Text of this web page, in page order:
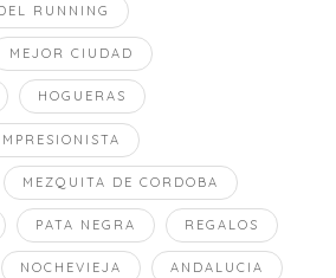
RUNNING
MEJOR CIUDAD
HOGUERAS
MEZQUITA DE CORDOBA
PATA NEGRA REGALOS
NOCHEVIEJA ANDALUCIA